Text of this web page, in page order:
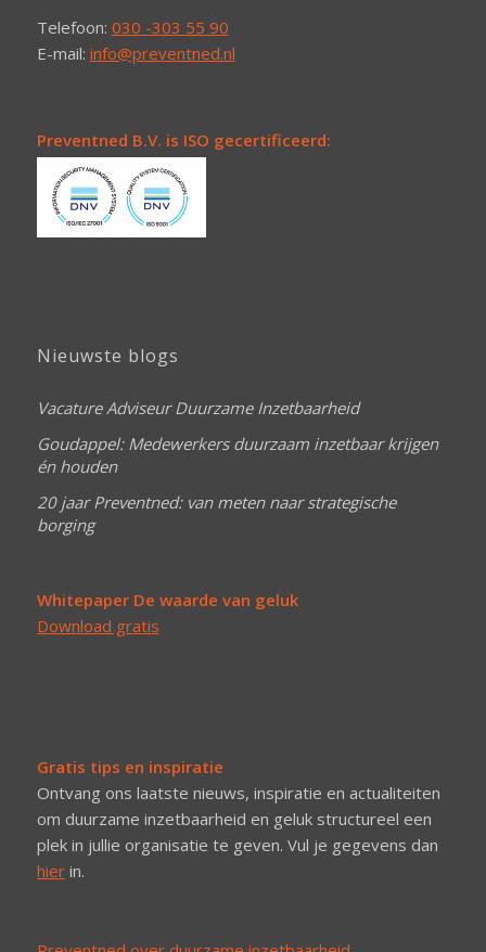
Telefoon: 030 -303 55 90
E-mail: info@preventned.nl
Preventned B.V. is ISO gecertificeerd:
Nieuwste blogs
Vacature Adviseur Duurzame Inzetbaarheid
Goudappel: Medewerkers duurzaam inzetbaar krijgen
én houden
20 jaar Preventned: van meten naar strategische
borging
Whitepaper De waarde van geluk
Download gratis
Gratis tips en inspiratie
Ontvang ons laatste nieuws, inspiratie en actualiteiten
om duurzame inzetbaarheid en geluk structureel een
plek in jullie organisatie te geven. Vul je gegevens dan
hierin.